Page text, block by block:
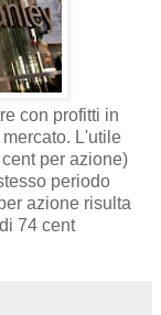
con profitti in
L'utile
per azione)
periodo
azione risulta
74 cent